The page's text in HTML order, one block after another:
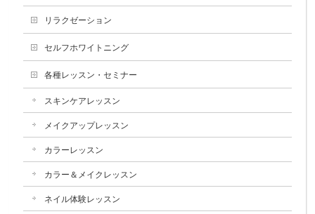
リラクゼーション
セルフホワイトニング
各種レッスン・セミナー
スキンケアレッスン
メイクアップレッスン
カラーレッスン
カラー＆メイクレッスン
ネイル体験レッスン